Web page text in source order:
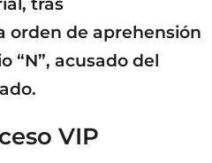
orden de aprehensión
“N”, acusado del
VIP